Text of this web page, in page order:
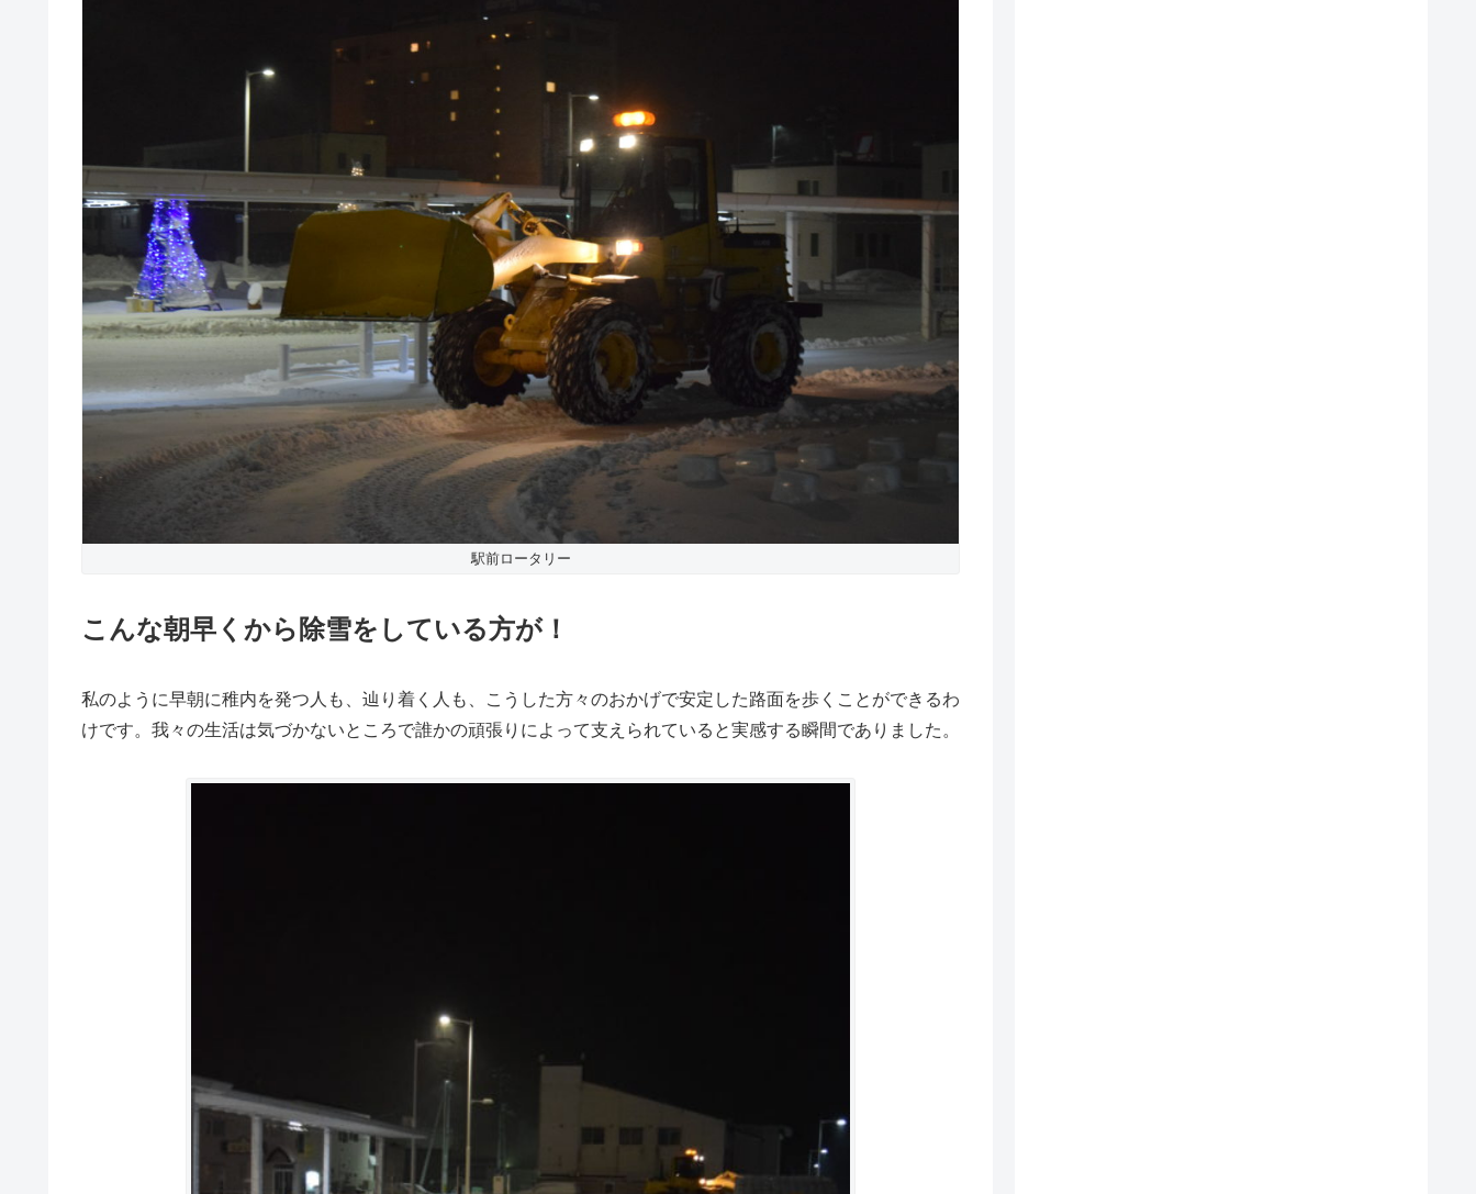
駅前ロータリー
こんな朝早くから除雪をしている方が！
私のように早朝に稚内を発つ人も、辿り着く人も、こうした方々のおかげで安定した路面を歩くことができるわ
けです。我々の生活は気づかないところで誰かの頑張りによって支えられていると実感する瞬間でありました。